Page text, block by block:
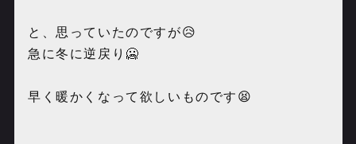
と、思っていたのですが😥
急に冬に逆戻り🥶
早く暖かくなって欲しいものです😫